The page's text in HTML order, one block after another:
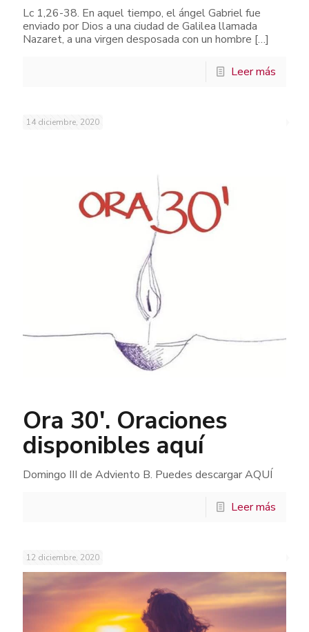
Lc 1,26-38. En aquel tiempo, el ángel Gabriel fue
enviado por Dios a una ciudad de Galilea llamada
Nazaret, a una virgen desposada con un hombre […]
Leer más
14 diciembre, 2020
Ora 30′. Oraciones
disponibles aquí
Domingo III de Adviento B. Puedes descargar AQUÍ
Leer más
12 diciembre, 2020